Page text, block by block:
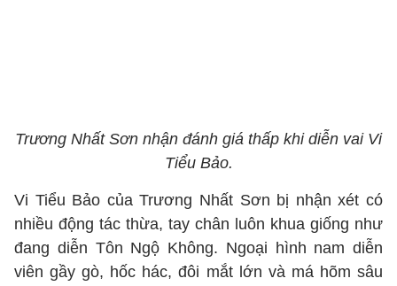
Trương Nhất Sơn nhận đánh giá thấp khi diễn vai Vi
Tiểu Bảo.
Vi Tiểu Bảo của Trương Nhất Sơn bị nhận xét có
nhiều động tác thừa, tay chân luôn khua giống như
đang diễn Tôn Ngộ Không. Ngoại hình nam diễn
viên gầy gò, hốc hác, đôi mắt lớn và má hõm sâu